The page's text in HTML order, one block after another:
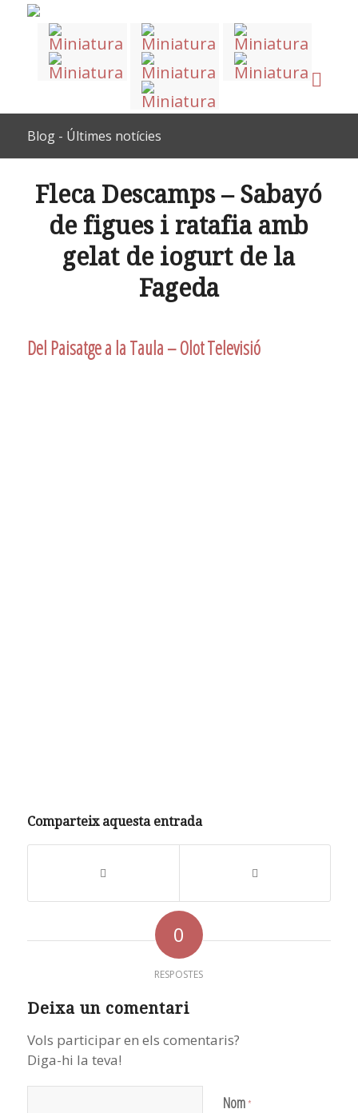
Blog - Últimes notícies
Fleca Descamps – Sabayó
de figues i ratafia amb
gelat de iogurt de la
Fageda
Del Paisatge a la Taula – Olot Televisió
Comparteix aquesta entrada
0
RESPOSTES
Deixa un comentari
Vols participar en els comentaris?
Diga-hi la teva!
Nom*